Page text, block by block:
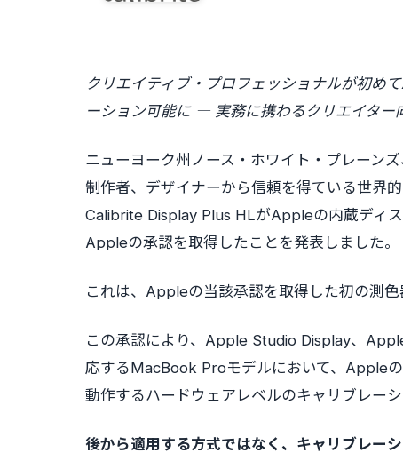
クリエイティブ・プロフェッショナルが初め
ーション可能に ― 実務に携わるクリエイター
ニューヨーク州ノース・ホワイト・プレー
制作者、デザイナーから信頼を得ている世界
Calibrite Display Plus HLがAppleの内蔵ディ
Appleの承認を取得したことを発表しました。
これは、Appleの当該承認を取得した初の測色
この承認により、Apple Studio Display、
応するMacBook Proモデルにおいて、Apple
動作するハードウェアレベルのキャリブレーシ
後から適用する方式ではなく、キャリブレー